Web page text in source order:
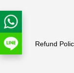
Refund